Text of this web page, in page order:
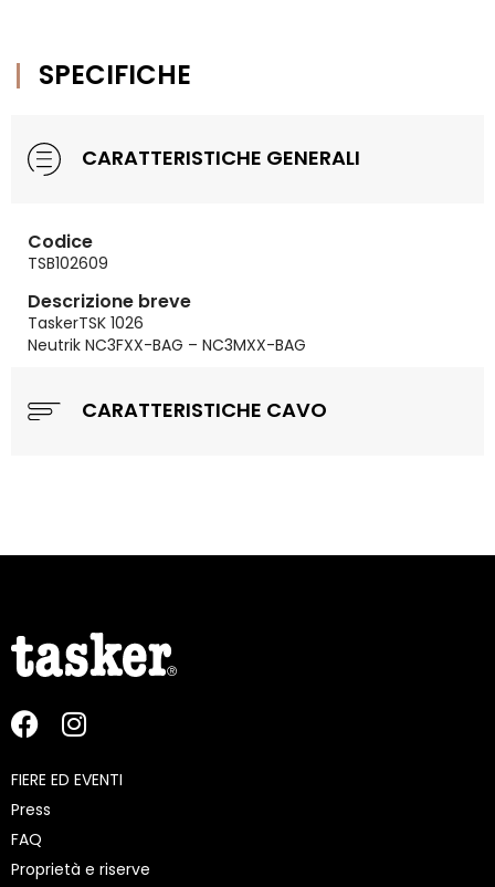
SPECIFICHE
CARATTERISTICHE GENERALI
Codice
TSB102609
Descrizione breve
TaskerTSK 1026
Neutrik NC3FXX-BAG – NC3MXX-BAG
CARATTERISTICHE CAVO
FIERE ED EVENTI
Press
FAQ
Proprietà e riserve